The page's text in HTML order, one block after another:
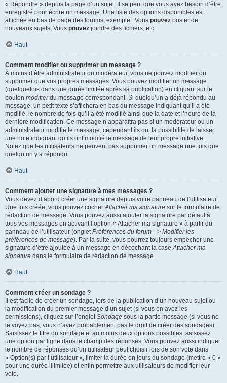
« Répondre » depuis la page d’un sujet. Il se peut que vous ayez besoin d’être
enregistré pour écrire un message. Une liste des options disponibles est
affichée en bas de page des forums, exemple : Vous pouvez poster de
nouveaux sujets, Vous pouvez joindre des fichiers, etc.
Haut
Comment modifier ou supprimer un message ?
À moins d’être administrateur ou modérateur, vous ne pouvez modifier ou
supprimer que vos propres messages. Vous pouvez modifier un message
(quelquefois dans une durée limitée après sa publication) en cliquant sur le
bouton modifierdu message correspondant. Si quelqu’un a déjà répondu au
message, un petit texte s’affichera en bas du message indiquant qu’il a été
modifié, le nombre de fois qu’il a été modifié ainsi que la date et l’heure de la
dernière modification. Ce message n’apparaîtra pas si un modérateur ou un
administrateur modifie le message, cependant ils ont la possibilité de laisser
une note indiquant qu’ils ont modifié le message de leur propre initiative.
Notez que les utilisateurs ne peuvent pas supprimer un message une fois que
quelqu’un y a répondu.
Haut
Comment ajouter une signature à mes messages ?
Vous devez d’abord créer une signature depuis votre panneau de l’utilisateur.
Une fois créée, vous pouvez cocherAttacher ma signature sur le formulaire de
rédaction de message. Vous pouvez aussi ajouter la signature par défaut à
tous vos messages en activant l’option « Attacher ma signature » à partir du
panneau de l’utilisateur (ongletPréférences du forum --> Modifier les
préférences de message). Par la suite, vous pourrez toujours empêcher une
signature d’être ajoutée à un message en décochant la caseAttacher ma
signature dans le formulaire de rédaction de message.
Haut
Comment créer un sondage ?
Il est facile de créer un sondage, lors de la publication d’un nouveau sujet ou
la modification du premier message d’un sujet (si vous en avez les
permissions), cliquez sur l’ongletSondage sous la partie message (si vous ne
le voyez pas, vous n’avez probablement pas le droit de créer des sondages).
Saisissez le titre du sondage et au moins deux options possibles, saisissez
une option par ligne dans le champ des réponses. Vous pouvez aussi indiquer
le nombre de réponses qu’un utilisateur peut choisir lors de son vote dans
« Option(s) par l’utilisateur », limiter la durée en jours du sondage (mettre « 0 »
pour une durée illimitée) et enfin permettre aux utilisateurs de modifier leur
vote.